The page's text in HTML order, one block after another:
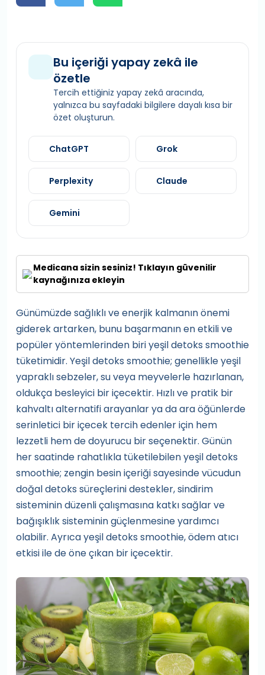
Bu içeriği yapay zekâ ile
özetle
Tercih ettiğiniz yapay zekâ aracında,
yalnızca bu sayfadaki bilgilere dayalı kısa bir
özet oluşturun.
ChatGPT Grok
Perplexity Claude
Gemini
Medicana sizin sesiniz! Tıklayın güvenilir
kaynağınıza ekleyin
Günümüzde sağlıklı ve enerjik kalmanın önemi
giderek artarken, bunu başarmanın en etkili ve
popüler yöntemlerinden biri yeşil detoks smoothie
tüketimidir. Yeşil detoks smoothie; genellikle yeşil
yapraklı sebzeler, su veya meyvelerle hazırlanan,
oldukça besleyici bir içecektir. Hızlı ve pratik bir
kahvaltı alternatifi arayanlar ya da ara öğünlerde
serinletici bir içecek tercih edenler için hem
lezzetli hem de doyurucu bir seçenektir. Günün
her saatinde rahatlıkla tüketilebilen yeşil detoks
smoothie; zengin besin içeriği sayesinde vücudun
doğal detoks süreçlerini destekler, sindirim
sisteminin düzenli çalışmasına katkı sağlar ve
bağışıklık sisteminin güçlenmesine yardımcı
olabilir. Ayrıca yeşil detoks smoothie, ödem atıcı
etkisi ile de öne çıkan bir içecektir.